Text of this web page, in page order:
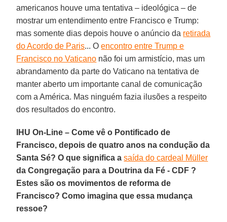
americanos houve uma tentativa – ideológica – de
mostrar um entendimento entre Francisco e Trump:
mas somente dias depois houve o anúncio da retirada
do Acordo de Paris... Oencontro entre Trump e
Francisco no Vaticano não foi um armistício, mas um
abrandamento da parte do Vaticano na tentativa de
manter aberto um importante canal de comunicação
com a América. Mas ninguém fazia ilusões a respeito
dos resultados do encontro.
IHU On-Line – Come vê o Pontificado de
Francisco, depois de quatro anos na condução da
Santa Sé? O que significa asaída do cardeal Müller
da Congregação para a Doutrina da Fé - CDF ?
Estes são os movimentos de reforma de
Francisco? Como imagina que essa mudança
ressoe?